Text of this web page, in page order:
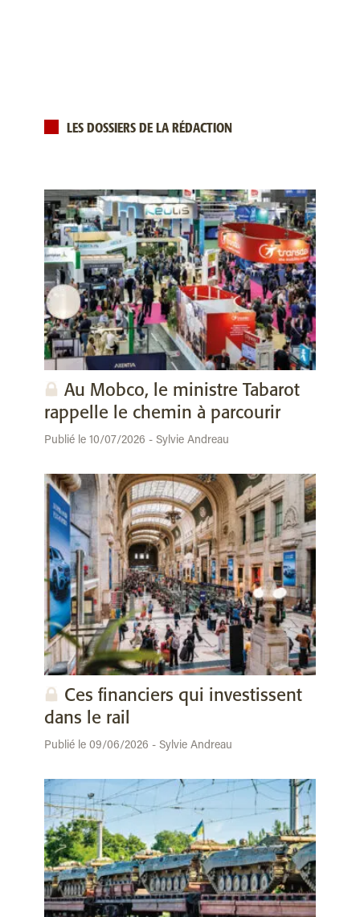
LES DOSSIERS DE LA RÉDACTION
Au Mobco, le ministre Tabarot
rappelle le chemin à parcourir
Publié le 10/07/2026 - Sylvie Andreau
Ces financiers qui investissent
dans le rail
Publié le 09/06/2026 - Sylvie Andreau